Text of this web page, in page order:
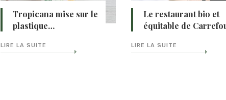
Tropicana mise sur le
plastique…
LIRE LA SUITE
Le restaurant bio et
équitable de
LIRE LA SUITE